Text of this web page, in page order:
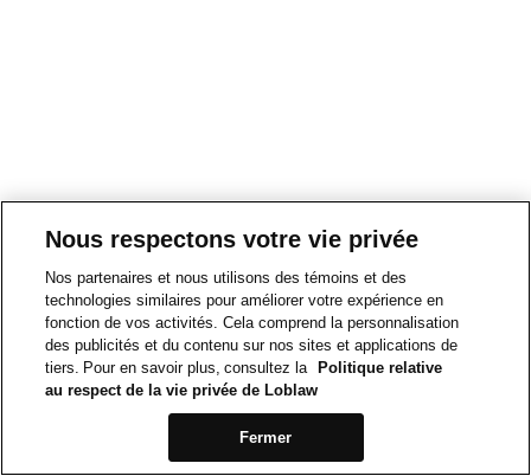
Nous respectons votre vie privée
Nos partenaires et nous utilisons des témoins et des
technologies similaires pour améliorer votre expérience en
fonction de vos activités. Cela comprend la personnalisation
des publicités et du contenu sur nos sites et applications de
tiers. Pour en savoir plus, consultez la
Politique relative
au respect de la vie privée de Loblaw
Fermer